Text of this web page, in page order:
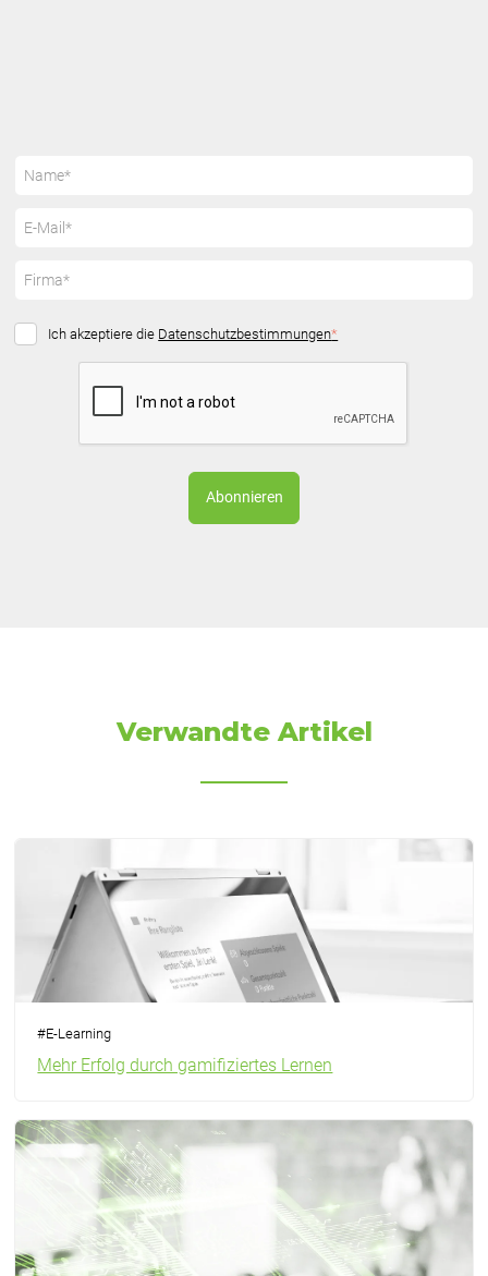
Ich akzeptiere die Datenschutzbestimmungen*
Verwandte Artikel
#E-Learning
Mehr Erfolg durch gamifiziertes Lernen